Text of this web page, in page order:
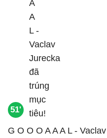
51'
G O O O A A A L -